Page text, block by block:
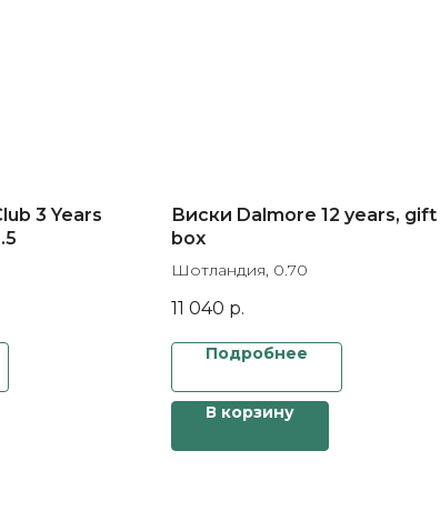
3 Years
Виски Dalmore 12 years, gift
box
Шотландия, 0.70
11 040 р.
Подробнее
В корзину